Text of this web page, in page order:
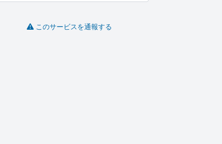
このサービスを通報する